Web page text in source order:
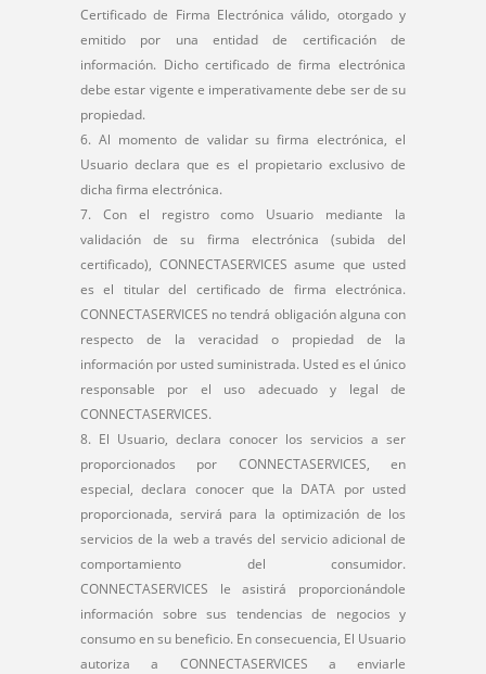
Certificado de Firma Electrónica válido, otorgado y
emitido por una entidad de certificación de
información. Dicho certificado de firma electrónica
debe estar vigente e imperativamente debe ser de su
propiedad.
Al momento de validar su firma electrónica, el
Usuario declara que es el propietario exclusivo de
dicha firma electrónica.
Con el registro como Usuario mediante la
validación de su firma electrónica (subida del
certificado), CONNECTASERVICES asume que usted
es el titular del certificado de firma electrónica.
CONNECTASERVICES no tendrá obligación alguna con
respecto de la veracidad o propiedad de la
información por usted suministrada. Usted es el único
responsable por el uso adecuado y legal de
CONNECTASERVICES.
El Usuario, declara conocer los servicios a ser
proporcionados por CONNECTASERVICES, en
especial, declara conocer que la DATA por usted
proporcionada, servirá para la optimización de los
servicios de la web a través del servicio adicional de
comportamiento del consumidor.
CONNECTASERVICES le asistirá proporcionándole
información sobre sus tendencias de negocios y
consumo en su beneficio. En consecuencia, El Usuario
autoriza a CONNECTASERVICES a enviarle